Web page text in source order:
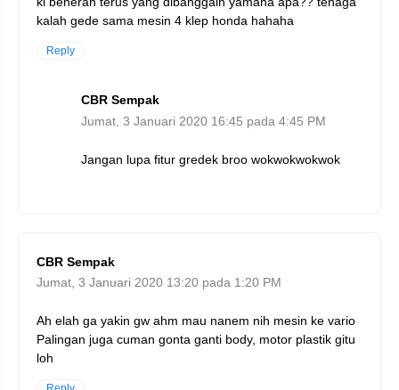
kalah gede sama mesin 4 klep honda hahaha
Reply
CBR Sempak
Jumat, 3 Januari 2020 16:45 pada 4:45 PM
Jangan lupa fitur gredek broo wokwokwokwok
CBR Sempak
Jumat, 3 Januari 2020 13:20 pada 1:20 PM
Ah elah ga yakin gw ahm mau nanem nih mesin ke vario
Palingan juga cuman gonta ganti body, motor plastik gitu
loh